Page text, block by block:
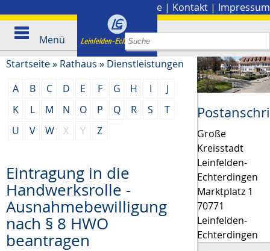
Presse | Kontakt | Impressum
Menü
Startseite» Rathaus » Dienstleistungen
A
B C D E F G H I
J
K
L M N O P Q R S
T
U
V W X Y Z
Eintragung in die
Handwerksrolle -
Ausnahmebewilligung
nach § 8 HWO
beantragen
Große
Kreisstadt
Leinfelden-
Echterdingen
Marktplatz 1
70771
Leinfelden-
Echterdingen